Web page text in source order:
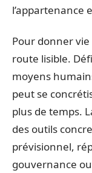
l’appartenance
Pour donner
route lisible.
moyens
peut se
plus de temps.
des outils
prévisionnel,
gouvernance